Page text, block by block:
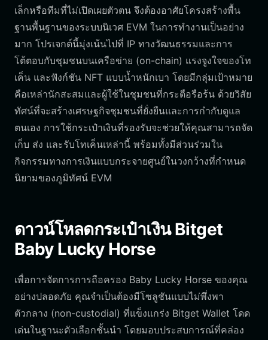
เล็กหรือทีมที่ไม่เปิดเผยตัวตน จึงต้องอาศัยโครงสร้างพื้น
ฐานพื้นฐานของระบบนิเวศ EVM ในการทำงานเป็นอย่าง
มาก โปรเจกต์นี้มุ่งเน้นไปที่ IP ทางวัฒนธรรมและการ
โต้ตอบกับชุมชนบนเครือข่าย (on-chain) แรงจูงใจของโท
เค็น และฟังก์ชัน NFT แบบน้ำหนักเบา โดยมีกลุ่มเป้าหมาย
คือเหล่านักสะสมและผู้ใช้ในชุมชนที่กระตือรือร้น ด้วยวิสัย
ทัศน์ที่จะสร้างเศรษฐกิจชุมชนที่ยั่งยืนและการกำกับดูแล
ตนเอง การใช้กระเป๋าเงินที่รองรับจะช่วยให้คุณสามารถจัด
เก็บ ส่ง และรับโทเค็นเหล่านี้ พร้อมทั้งมีส่วนร่วมใน
กิจกรรมทางการเงินแบบกระจายศูนย์ในวงกว้างที่กำหนด
นิยามของภูมิทัศน์ EVM
ดาวน์โหลดกระเป๋าเงิน Bitget
Baby Lucky Horse
เพื่อการจัดการการถือครอง Baby Lucky Horse ของคุณ
อย่างปลอดภัย คุณจำเป็นต้องมีโซลูชันแบบไม่พึ่งพา
ตัวกลาง (non-custodial) ที่แข็งแกร่ง Bitget Wallet โดด
เด่นในฐานะตัวเลือกชั้นนำ โดยมอบประสบการณ์ที่คล่อง